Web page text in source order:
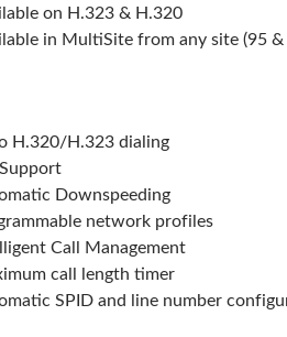
on H.323 & H.320
in MultiSite from any site (95 &
H.320/H.323 dialing
Downspeeding
network profiles
Call Management
call length timer
SPID and line number